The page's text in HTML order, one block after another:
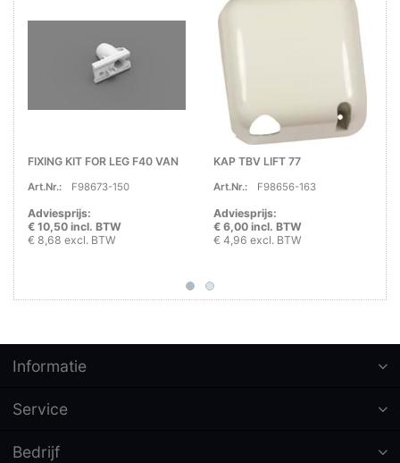
FIXING KIT FOR LEG F40 VAN
Art.Nr.: F98673-150
Adviesprijs:
€ 10,50 incl. BTW
€ 8,68 excl. BTW
KAP TBV LIFT 77
Art.Nr.: F98656-163
Adviesprijs:
€ 6,00 incl. BTW
€ 4,96 excl. BTW
Informatie
Service
Bedrijf